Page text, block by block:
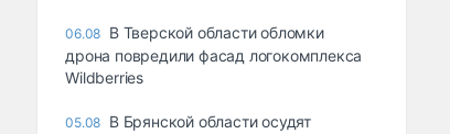
06.08 В Тверской области обломки
дрона повредили фасад логокомплекса
Wildberries
05.08 В Брянской области осудят